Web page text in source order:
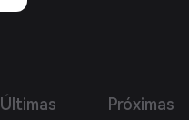
Últimas
Próximas